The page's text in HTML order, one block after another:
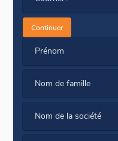
Continuer
Prénom
Nom de famille
Nom de la société